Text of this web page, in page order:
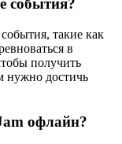
события?
такие как
в
получить
нужно достичь
офлайн?